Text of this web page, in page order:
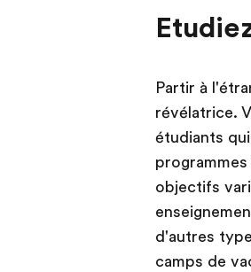
Partir à
révélatrice.
étudiants
objectifs
d'autres
camps de